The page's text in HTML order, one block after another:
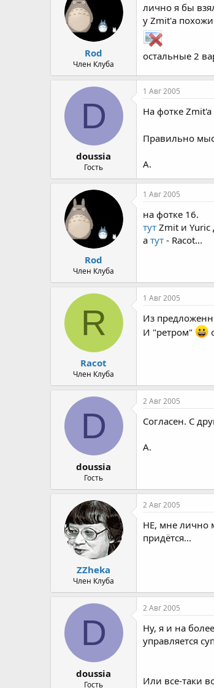
Rod
Член Клуба
лично я бы
у Zmit'а
остальные 2
D
doussia
Гость
1 Авг 2005
На фотке
Правильно
А.
Rod
Член Клуба
1 Авг 2005
на фотке 16.
тут Zmit и Yuric
а тут - Racot...
R
Racot
Член Клуба
1 Авг 2005
Из
И "ретром"
D
doussia
Гость
2 Авг 2005
Согласен. С
А.
ZZheka
Член Клуба
2 Авг 2005
НЕ, мне лично
придётся...
D
doussia
Гость
2 Авг 2005
Ну, я и на
управляется
Или все-таки